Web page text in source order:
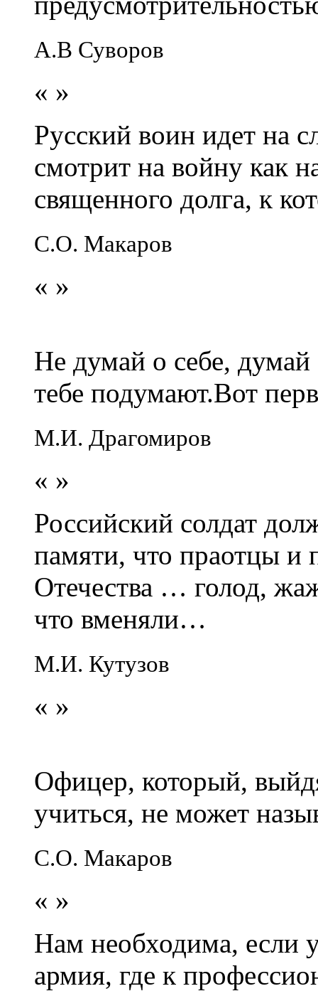
А.В Суворов
« »
Русский воин идет на
смотрит на войну как
священного долга, к
С.О. Макаров
« »
Не думай о себе,
тебе подумают.Вот
М.И. Драгомиров
« »
Российский солдат
памяти, что праотцы и
Отечества … голод,
что вменяли…
М.И. Кутузов
« »
Офицер, который,
учиться, не может
С.О. Макаров
« »
Нам необходима, если
армия, где к